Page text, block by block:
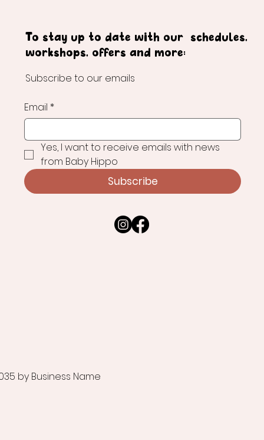
To stay up to date with our schedules,
workshops, offers and more:
Subscribe to our emails
Email *
Yes, I want to receive emails with news
from Baby Hippo
Subscribe
by Business Name